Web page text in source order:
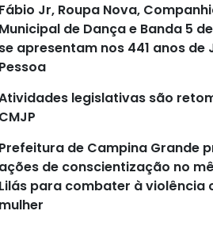
Fábio Jr, Roupa Nova,
Municipal de Dança e Banda 5
se apresentam nos 441 anos de
Pessoa
legislativas são
CMJP
Prefeitura de Campina Grande
ações de conscientização no
Lilás para combater à violência
mulher